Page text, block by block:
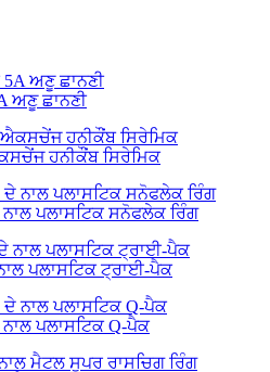
ਅਣੂ ਛਾਨਣੀ
ਹਨੀਕੌਂਬ ਸਿਰੇਮਿਕ
ਨਾਲ ਪਲਾਸਟਿਕ ਸਨੋਫਲੇਕ ਰਿੰਗ
ਪਲਾਸਟਿਕ ਟ੍ਰਾਈ-ਪੈਕ
ਨਾਲ ਪਲਾਸਟਿਕ Q-ਪੈਕ